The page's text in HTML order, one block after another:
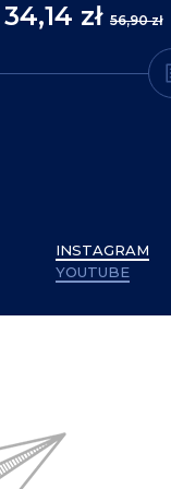
34,14 zł 56,90 zł
INSTAGRAM
YOUTUBE